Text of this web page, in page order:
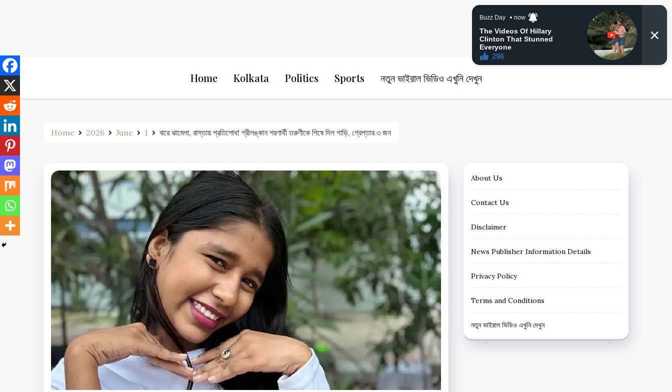
24 Ghanta Bangla News
Home Kolkata Politics Sports নতুন ভাইরাল ভিডিও এখুনি দেখুন
Home 2026 June 1 বারে ঝামেলা, রাস্তায় প্রতিশোধ! শ্রীলঙ্কান শরণার্থী তরুণীকে পিষে দিল গাড়ি, গ্রেপ্তার ৩ জন
About Us
Contact Us
Disclaimer
News Publisher Information Details
Privacy Policy
Terms and Conditions
নতুন ভাইরাল ভিডিও এখুনি দেখুন